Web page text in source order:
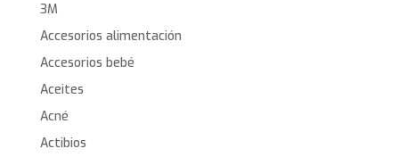
3M
Accesorios alimentación
Accesorios bebé
Aceites
Acné
Actibios